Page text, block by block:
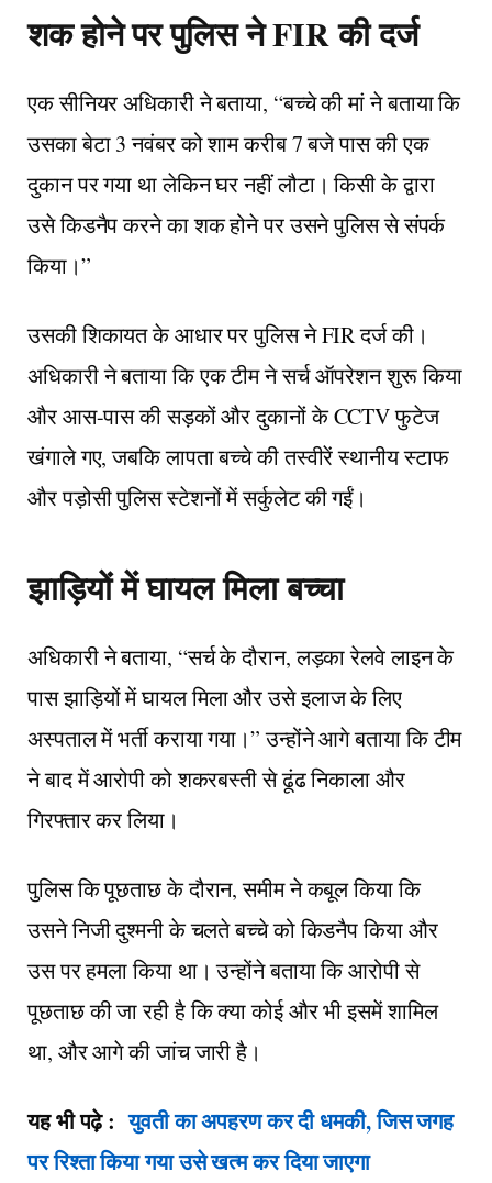
शक होने पर पुलिस ने FIR की दर्ज
एक सीनियर अधिकारी ने बताया, “बच्चे की मां ने बताया कि
उसका बेटा 3 नवंबर को शाम करीब 7 बजे पास की एक
दुकान पर गया था लेकिन घर नहीं लौटा। किसी के द्वारा
उसे किडनैप करने का शक होने पर उसने पुलिस से संपर्क
किया।”
उसकी शिकायत के आधार पर पुलिस ने FIR दर्ज की।
अधिकारी ने बताया कि एक टीम ने सर्च ऑपरेशन शुरू किया
और आस-पास की सड़कों और दुकानों के CCTV फुटेज
खंगाले गए, जबकि लापता बच्चे की तस्वीरें स्थानीय स्टाफ
और पड़ोसी पुलिस स्टेशनों में सर्कुलेट की गईं।
झाड़ियों में घायल मिला बच्चा
अधिकारी ने बताया, “सर्च के दौरान, लड़का रेलवे लाइन के
पास झाड़ियों में घायल मिला और उसे इलाज के लिए
अस्पताल में भर्ती कराया गया।” उन्होंने आगे बताया कि टीम
ने बाद में आरोपी को शकरबस्ती से ढूंढ निकाला और
गिरफ्तार कर लिया।
पुलिस कि पूछताछ के दौरान, समीम ने कबूल किया कि
उसने निजी दुश्मनी के चलते बच्चे को किडनैप किया और
उस पर हमला किया था। उन्होंने बताया कि आरोपी से
पूछताछ की जा रही है कि क्या कोई और भी इसमें शामिल
था, और आगे की जांच जारी है।
यह भी पढ़े :युवती का अपहरण कर दी धमकी, जिस जगह
पर रिश्ता किया गया उसे खत्म कर दिया जाएगा